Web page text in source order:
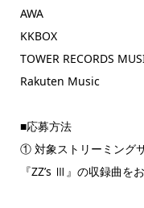
AWA
KKBOX
TOWER RECORDS
Rakuten Music
■応募方法
① 対象ストリーミングサ
『ZZ’s Ⅲ』の収録曲を